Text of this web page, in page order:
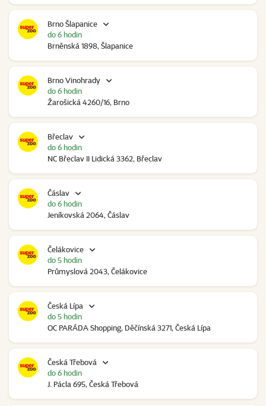
Brno Šlapanice
Brněnská 1898, Šlapanice
do 6 hodin
Brno Vinohrady
Žarošická 4260/16, Brno
do 6 hodin
Břeclav
NC Břeclav II Lidická 3362, Břeclav
do 6 hodin
Čáslav
Jeníkovská 2064, Čáslav
do 6 hodin
Čelákovice
Průmyslová 2043, Čelákovice
do 5 hodin
Česká Lípa
OC PARÁDA Shopping, Děčínská 3271, Česká Lípa
do 5 hodin
Česká Třebová
J. Pácla 695, Česká Třebová
do 6 hodin